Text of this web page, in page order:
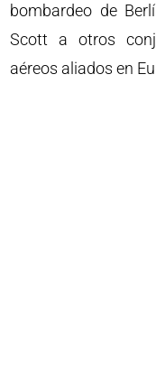
bombardeo de
Scott a otros
aéreos aliados en